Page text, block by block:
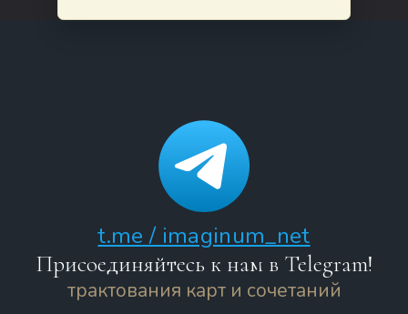
t.me / imaginum_net
Присоединяйтесь к нам в Telegram!
трактования карт и сочетаний